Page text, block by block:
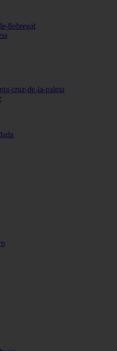
llobregat
cruz-de-la-palma